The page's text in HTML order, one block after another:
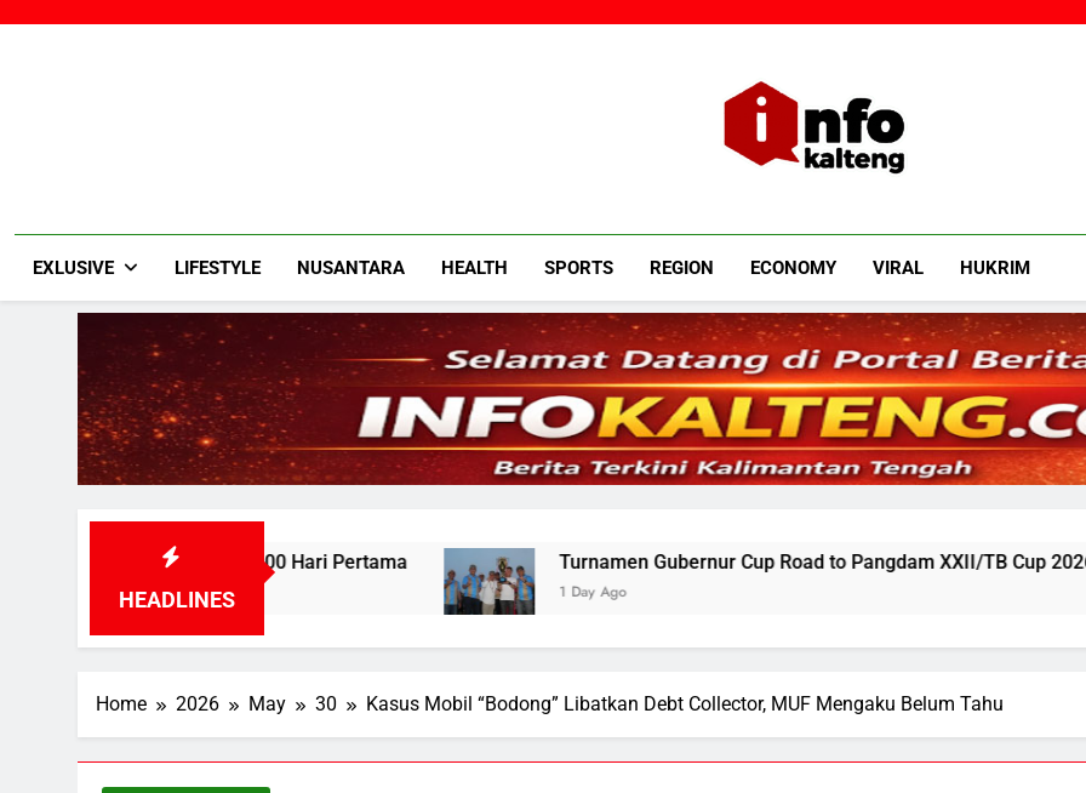
Infokalteng
EXLUSIVE LIFESTYLE NUSANTARA HEALTH SPORTS REGION ECONOMY VIRAL HUKRIM
HEADLINES
Turnamen Gubernur Cup Road to Pangdam XXII/TB Cup 2026 Jadi Wadah Kembangkan
Home 2026 May 30 Kasus Mobil “Bodong” Libatkan Debt Collector, MUF Mengaku Belum Tahu